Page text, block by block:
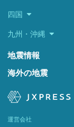
四国
九州・沖縄
地震情報
海外の地震
運営会社